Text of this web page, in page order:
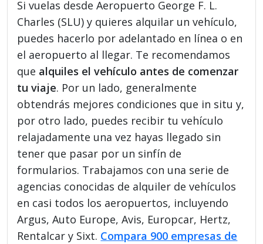
Si vuelas desde Aeropuerto George F. L.
Charles (SLU) y quieres alquilar un vehículo,
puedes hacerlo por adelantado en línea o en
el aeropuerto al llegar. Te recomendamos
que alquiles el vehículo antes de comenzar
tu viaje. Por un lado, generalmente
obtendrás mejores condiciones que in situ y,
por otro lado, puedes recibir tu vehículo
relajadamente una vez hayas llegado sin
tener que pasar por un sinfín de
formularios. Trabajamos con una serie de
agencias conocidas de alquiler de vehículos
en casi todos los aeropuertos, incluyendo
Argus, Auto Europe, Avis, Europcar, Hertz,
Rentalcar y Sixt. Compara 900 empresas de